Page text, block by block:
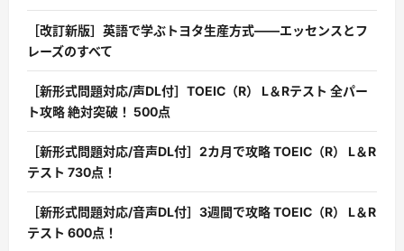
［改訂新版］英語で学ぶトヨタ生産方式――エッセンスとフ
レーズのすべて
［新形式問題対応/声DL付］TOEIC（R） L＆Rテスト 全パー
ト攻略 絶対突破！ 500点
［新形式問題対応/音声DL付］2カ月で攻略 TOEIC（R） L＆R
テスト 730点！
［新形式問題対応/音声DL付］3週間で攻略 TOEIC（R） L＆R
テスト 600点！